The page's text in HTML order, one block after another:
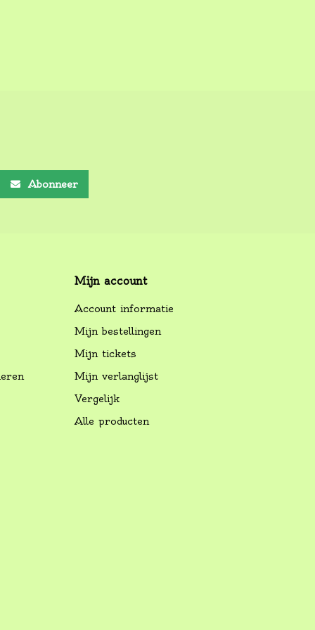
Abonneer
Mijn account
Account informatie
Mijn bestellingen
Mijn tickets
Mijn verlanglijst
Vergelijk
Alle producten